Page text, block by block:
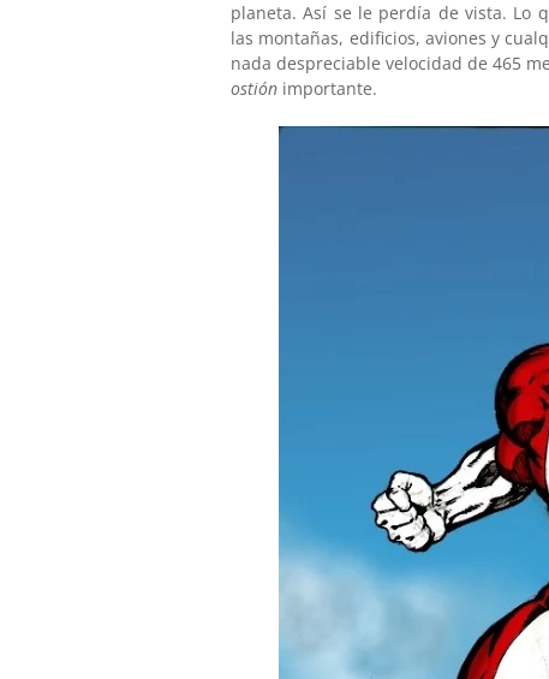
planeta. Así se le perdía de vista. Lo
las montañas, edificios, aviones y
nada despreciable velocidad de 465
ostión importante.